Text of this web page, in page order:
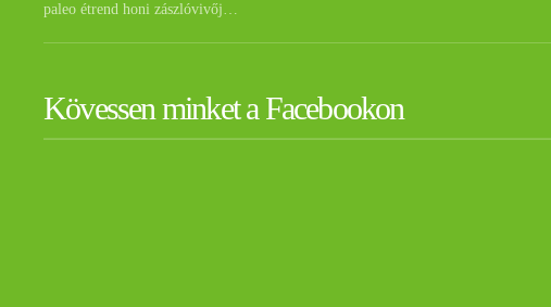
paleo étrend honi zászlóvivőj…
Kövessen minket a Facebookon